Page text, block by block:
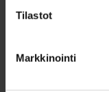
Tilastot
Markkinointi
eurolla,
000 euroon,
todellisia tuottoja.